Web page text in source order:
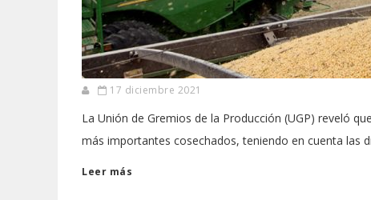
17 diciembre 2021
La Unión de Gremios de la Producción (UGP) reveló
más importantes cosechados, teniendo en cuenta las
Leer más